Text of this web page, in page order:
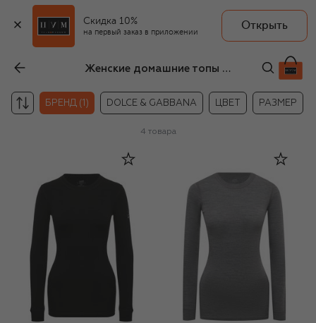
Скидка 10%
на первый заказ в приложении
Открыть
Женские домашние топы Norveg
БРЕНД (1) DOLCE & GABBANA ЦВЕТ РАЗМЕР
4 товара